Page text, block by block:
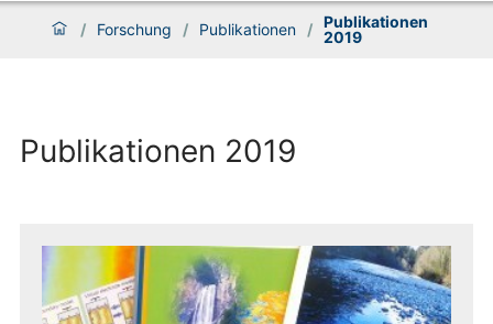
/ Forschung / Publikationen / Publikationen
2019
Publikationen 2019